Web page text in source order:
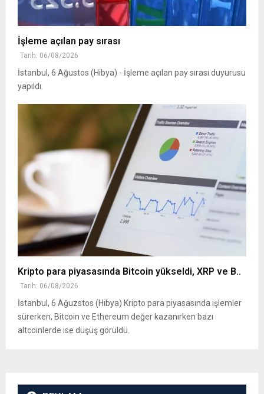
İşleme açılan pay sırası
Tarih: 06/08/2026
İstanbul, 6 Ağustos (Hibya) - İşleme açılan pay sırası duyurusu
yapıldı.
Kripto para piyasasında Bitcoin yükseldi, XRP ve B..
Tarih: 06/08/2026
İstanbul, 6 Ağuzstos (Hibya) Kripto para piyasasında işlemler
sürerken, Bitcoin ve Ethereum değer kazanırken bazı
altcoinlerde ise düşüş görüldü.